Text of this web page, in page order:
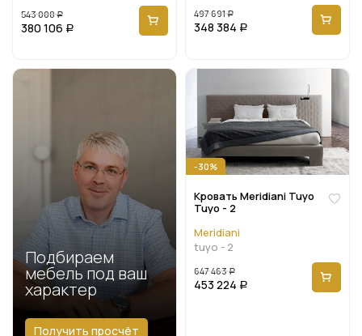
543 008 Р
380 106 Р
497 691 Р
348 384 Р
Подбираем
мебель под ваш
характер
Получить просчёт
-30%
Кровать Meridiani Tuyo
Tuyo - 2
Meridiani
tuyo - 2
647 463 Р
453 224 Р